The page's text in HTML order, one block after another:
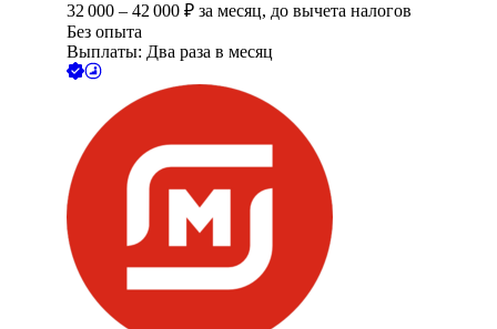
32 000 – 42 000 ₽ за месяц, до вычета налогов
Без опыта
Выплаты: Два раза в месяц